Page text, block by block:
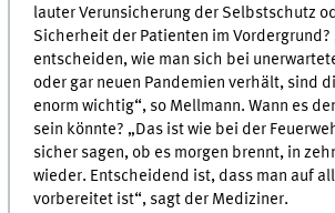
lauter Verunsicherung der Selbstschutz
Sicherheit der Patienten im Vordergrund?
entscheiden, wie man sich bei
oder gar neuen Pandemien verhält, sind
enorm wichtig“, so Mellmann. Wann es
sein könnte? „Das ist wie bei der
sicher sagen, ob es morgen brennt, in
wieder. Entscheidend ist, dass man auf
vorbereitet ist“, sagt der Mediziner.